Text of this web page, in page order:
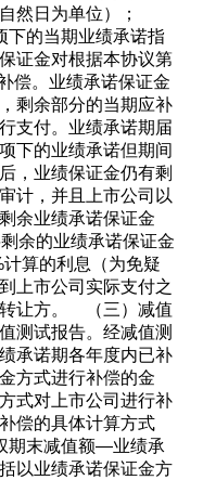
然日为单位）；
下的当期业绩承诺指
证金对根据本协议第
偿。业绩承诺保证金
剩余部分的当期应补
支付。业绩承诺期届
下的业绩承诺但期间
，业绩保证金仍有剩
计，并且上市公司以
余业绩承诺保证金
余的业绩承诺保证金
算的利息（为免疑
上市公司实际支付之
转让方。 （三）减值
测试报告。经减值测
承诺期各年度内已补
方式进行补偿的金
式对上市公司进行补
偿的具体计算方式
期末减值额—业绩承
以业绩承诺保证金方